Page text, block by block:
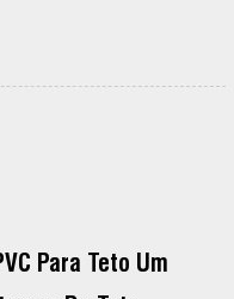
Para Teto Um